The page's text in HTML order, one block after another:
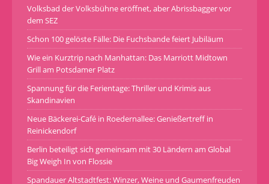
Volksbad der Volksbühne eröffnet, aber Abrissbagger vor
dem SEZ
Schon 100 gelöste Fälle: Die Fuchsbande feiert Jubiläum
Wie ein Kurztrip nach Manhattan: Das Marriott Midtown
Grill am Potsdamer Platz
Spannung für die Ferientage: Thriller und Krimis aus
Skandinavien
Neue Bäckerei-Café in Roedernallee: Genießertreff in
Reinickendorf
Berlin beteiligt sich gemeinsam mit 30 Ländern am Global
Big Weigh In von Flossie
Spandauer Altstadtfest: Winzer, Weine und Gaumenfreuden